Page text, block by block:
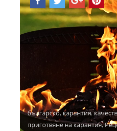
българско, карантия,
приготвяне на карантия,